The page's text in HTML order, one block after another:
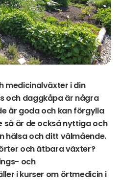
medicinalväxter i din
och daggkåpa är några
är goda och kan förgylla
så är de också nyttiga och
hälsa och ditt välmående.
och ätbara växter?
och
i kurser om örtmedicin i